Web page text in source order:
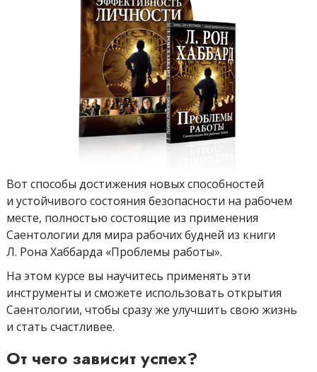
Вот способы достижения новых способностей
и устойчивого состояния безопасности на рабочем
месте, полностью состоящие из применения
Саентологии для мира рабочих будней из книги
Л. Рона Хаббарда «Проблемы работы».
На этом курсе вы научитесь применять эти
инструменты и сможете использовать открытия
Cаентологии, чтобы сразу же улучшить свою жизнь
и стать счастливее.
От чего зависит успех?